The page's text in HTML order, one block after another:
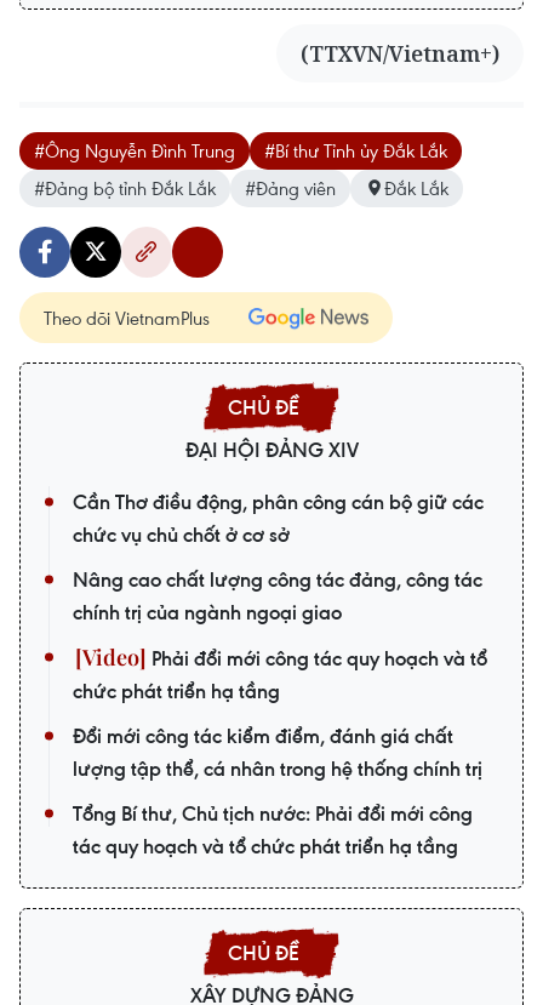
(TTXVN/Vietnam+)
#Ông Nguyễn Đình Trung
#Bí thư Tỉnh ủy Đắk Lắk
#Đảng bộ tỉnh Đắk Lắk
#Đảng viên Đắk Lắk
Theo dõi VietnamPlus
ĐẠI HỘI ĐẢNG XIV
Cần Thơ điều động, phân công cán bộ giữ các
chức vụ chủ chốt ở cơ sở
Nâng cao chất lượng công tác đảng, công tác
chính trị của ngành ngoại giao
Phải đổi mới công tác quy hoạch và tổ
chức phát triển hạ tầng
Đổi mới công tác kiểm điểm, đánh giá chất
lượng tập thể, cá nhân trong hệ thống chính trị
Tổng Bí thư, Chủ tịch nước: Phải đổi mới công
tác quy hoạch và tổ chức phát triển hạ tầng
XÂY DỰNG ĐẢNG